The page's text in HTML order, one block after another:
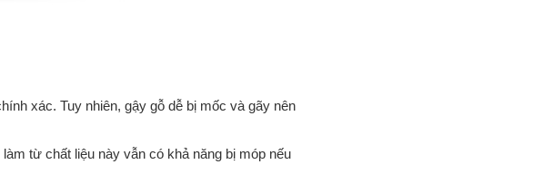
xác. Tuy nhiên, gậy gỗ dễ bị mốc và gãy nên
từ chất liệu này vẫn có khả năng bị móp nếu